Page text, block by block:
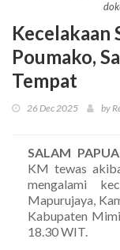
Kecelakaan
Poumako,
Tempat
26 Dec 2025 by
SALAM
KM tewas
mengalami
Mapurujaya,
Kabupaten
18.30 WIT.